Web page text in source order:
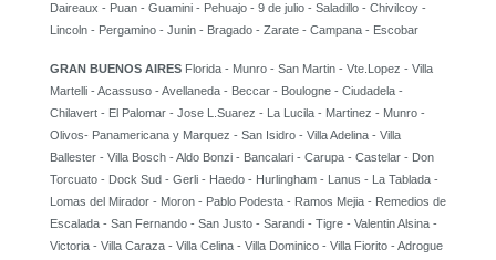
Daireaux - Puan - Guamini - Pehuajo - 9 de julio - Saladillo - Chivilcoy -
Lincoln - Pergamino - Junin - Bragado - Zarate - Campana - Escobar
GRAN BUENOS AIRES Florida - Munro - San Martin - Vte.Lopez - Villa
Martelli - Acassuso - Avellaneda - Beccar - Boulogne - Ciudadela -
Chilavert - El Palomar - Jose L.Suarez - La Lucila - Martinez - Munro -
Olivos- Panamericana y Marquez - San Isidro - Villa Adelina - Villa
Ballester - Villa Bosch - Aldo Bonzi - Bancalari - Carupa - Castelar - Don
Torcuato - Dock Sud - Gerli - Haedo - Hurlingham - Lanus - La Tablada -
Lomas del Mirador - Moron - Pablo Podesta - Ramos Mejia - Remedios de
Escalada - San Fernando - San Justo - Sarandi - Tigre - Valentin Alsina -
Victoria - Villa Caraza - Villa Celina - Villa Dominico - Villa Fiorito - Adrogue